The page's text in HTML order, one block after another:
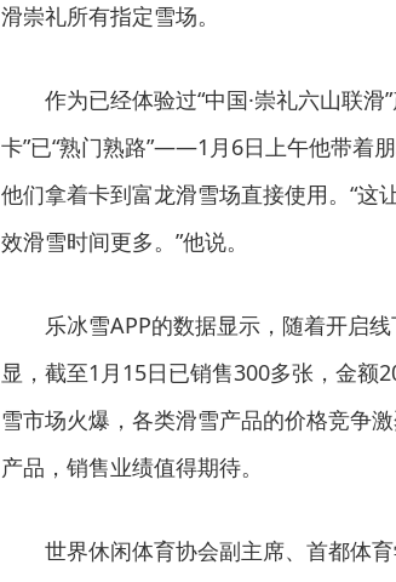
滑崇礼所有指定雪场。
作为已经体验过“中国·崇礼六山联滑
卡”已“熟门熟路”——1月6日上午他带着
他们拿着卡到富龙滑雪场直接使用。“这
效滑雪时间更多。”他说。
乐冰雪APP的数据显示，随着开启线
显，截至1月15日已销售300多张，金额
雪市场火爆，各类滑雪产品的价格竞争
产品，销售业绩值得期待。
世界休闲体育协会副主席、首都体育